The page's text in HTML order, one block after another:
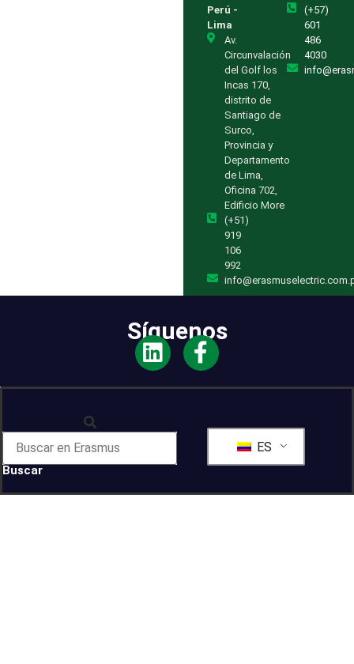
Perú -
Lima
Av.
Circunvalación
del Golf los
Incas 170,
distrito de
Santiago de
Surco,
Provincia y
Departamento
de Lima,
Oficina 702,
Edificio More
(+51)
919
106
992
(+57)
601
486
4030
Síguenos
Buscar
ES